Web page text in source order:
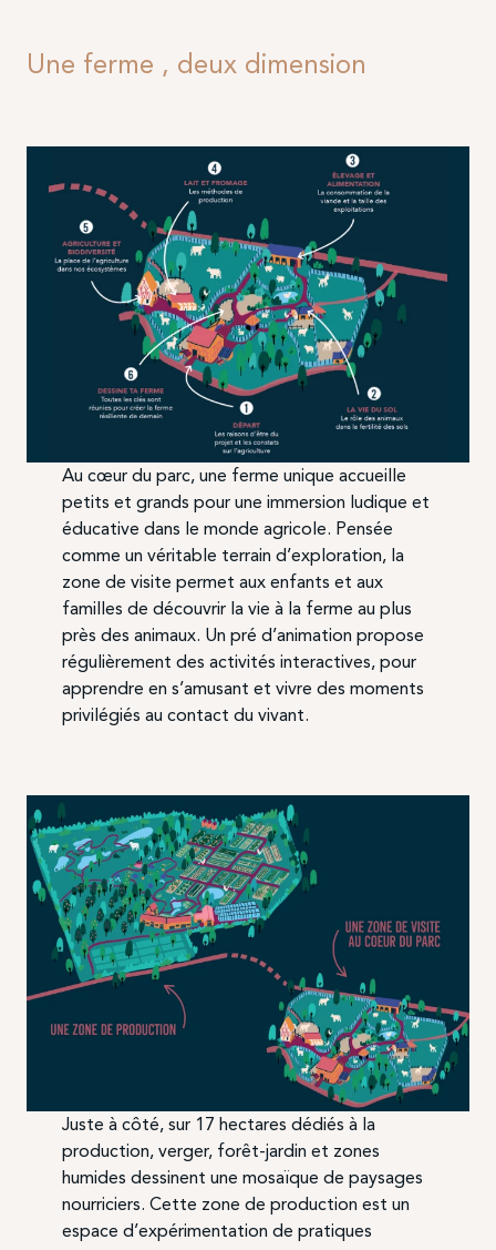
Une ferme , deux dimension
Au cœur du parc, une ferme unique accueille
petits et grands pour une immersion ludique et
éducative dans le monde agricole. Pensée
comme un véritable terrain d’exploration, la
zone de visite permet aux enfants et aux
familles de découvrir la vie à la ferme au plus
près des animaux. Un pré d’animation propose
régulièrement des activités interactives, pour
apprendre en s’amusant et vivre des moments
privilégiés au contact du vivant.
Juste à côté, sur 17 hectares dédiés à la
production, verger, forêt-jardin et zones
humides dessinent une mosaïque de paysages
nourriciers. Cette zone de production est un
espace d’expérimentation de pratiques